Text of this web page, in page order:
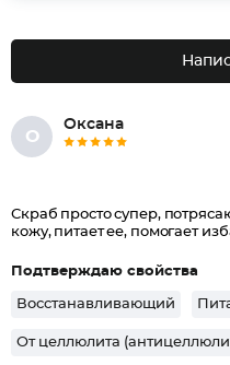
О
Оксана
Скраб просто супер,
кожу, питает ее, помогает
Подтверждаю свойства
Восстанавливающий
От целлюлита